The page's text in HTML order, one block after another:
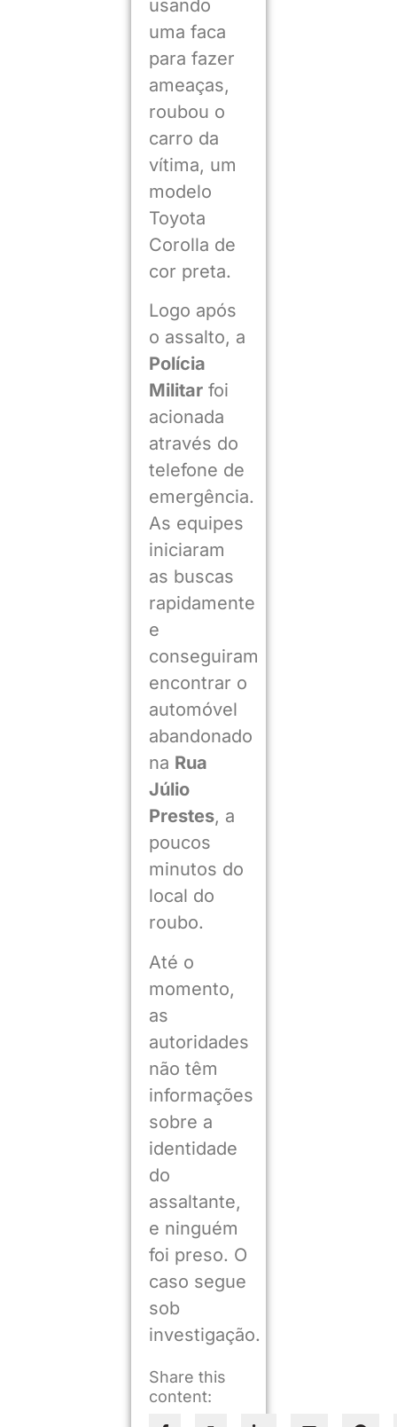
usando
uma faca
para fazer
ameaças,
roubou o
carro da
vítima, um
modelo
Toyota
Corolla de
cor preta.
Logo após
o assalto, a
Polícia
Militarfoi
acionada
através do
telefone de
emergência.
As equipes
iniciaram
as buscas
rapidamente
e
conseguiram
encontrar o
automóvel
abandonado
na Rua
Júlio
Prestes, a
poucos
minutos do
local do
roubo.
Até o
momento,
as
autoridades
não têm
informações
sobre a
identidade
do
assaltante,
e ninguém
foi preso. O
caso segue
sob
investigação.
Share this
content: